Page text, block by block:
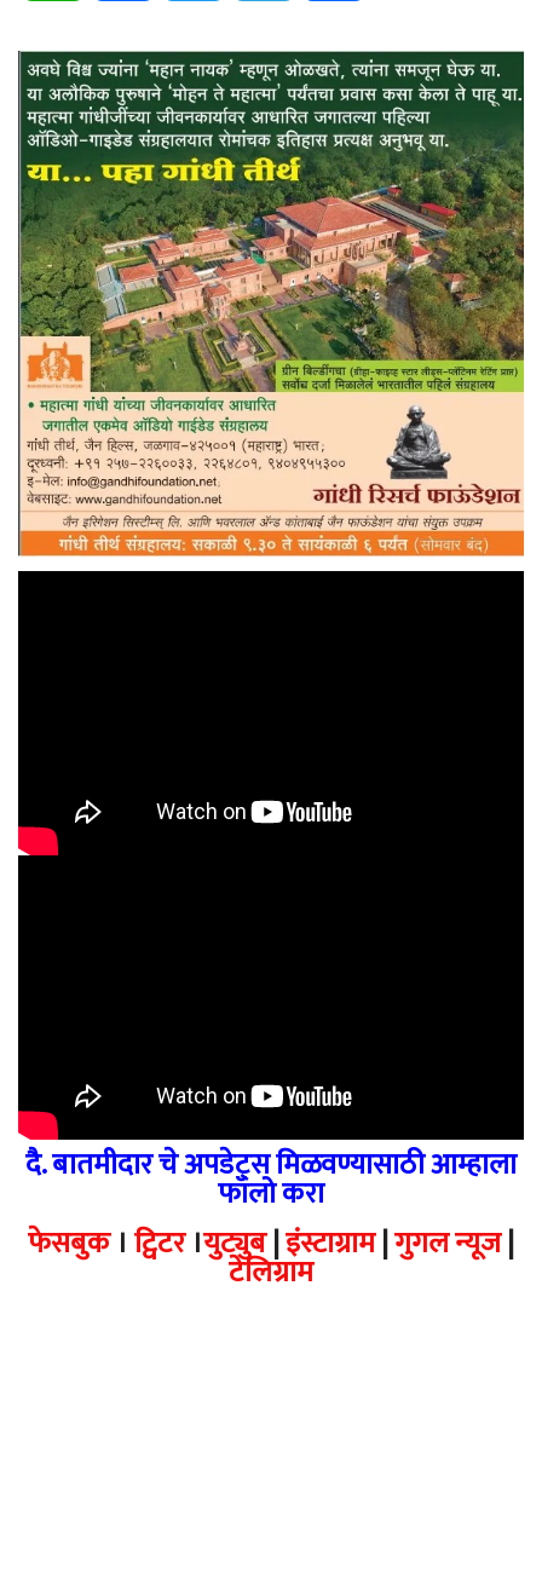
दै. बातमीदार चे अपडेट्स मिळवण्यासाठी आम्हाला
फॉलो करा
फेसबुक। ट्विटर।युट्युब|इंस्टाग्राम|गुगल न्यूज|
टेलिग्राम